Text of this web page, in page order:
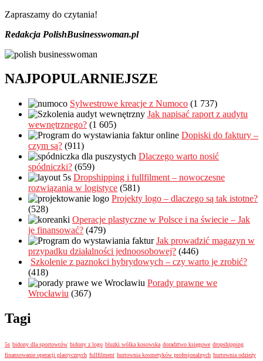
Zapraszamy do czytania!
Redakcja PolishBusinesswoman.pl
NAJPOPULARNIEJSZE
Sylwestrowe kreacje z Numoco (1 737)
Jak napisać raport z audytu
wewnętrznego? (1 605)
Dopiski do faktury –
czym są? (911)
Dlaczego warto nosić
spódniczki? (659)
Dropshipping i fullfilment – nowoczesne
rozwiązania w logistyce (581)
Projekty logo – dlaczego są tak istotne?
(528)
Operacje plastyczne w Polsce i na świecie – Jak
je finansować? (479)
Jak prowadzić magazyn w
przypadku działalności jednoosobowej? (446)
Szkolenie z paznokci hybrydowych – czy warto je zrobić?
(418)
Porady prawne we
Wrocławiu (367)
Tagi
5s bidony dla sportowców bidony z logo bluzki wólka kosowska doradztwo księgowe dropshipping
finansowanie operacji plastycznych fullfilment hurtownia kosmetyków profesjonalnych hurtownia odzieży